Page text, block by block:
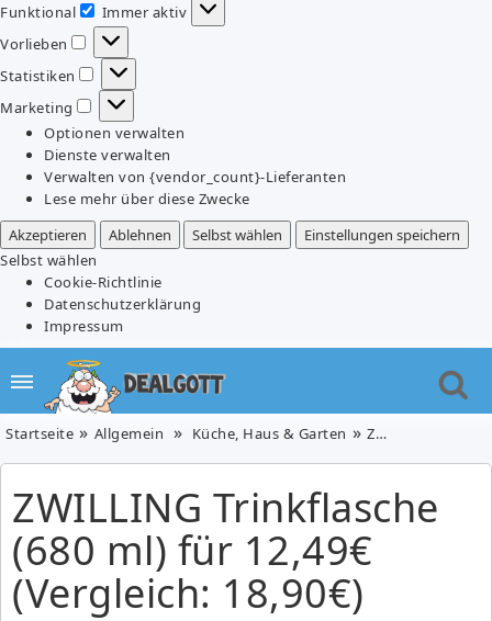
Funktional
Funktional
Immer aktiv
Vorlieben
Vorlieben
Statistiken
Statistiken
Marketing
Marketing
Optionen verwalten
Dienste verwalten
Verwalten von {vendor_count}-Lieferanten
Lese mehr über diese Zwecke
Akzeptieren
Ablehnen Selbst wählen
Einstellungen speichern
Selbst wählen
Cookie-Richtlinie
Datenschutzerklärung
Impressum
Startseite Allgemein Küche, Haus & Garten ZWILLING Trinkflasche (680 ml) für 12,49€ (Vergleich: 18,90€)
ZWILLING Trinkflasche
(680 ml) für 12,49€
(Vergleich: 18,90€)